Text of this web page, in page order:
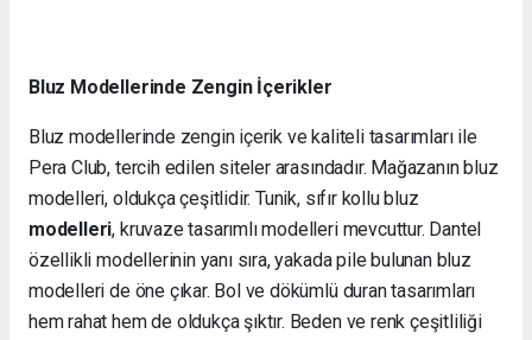
Bluz Modellerinde Zengin İçerikler
Bluz modellerinde zengin içerik ve kaliteli tasarımları ile
Pera Club, tercih edilen siteler arasındadır. Mağazanın bluz
modelleri, oldukça çeşitlidir. Tunik, sıfır kollu bluz
modelleri, kruvaze tasarımlı modelleri mevcuttur. Dantel
özellikli modellerinin yanı sıra, yakada pile bulunan bluz
modelleri de öne çıkar. Bol ve dökümlü duran tasarımları
hem rahat hem de oldukça şıktır. Beden ve renk çeşitliliği